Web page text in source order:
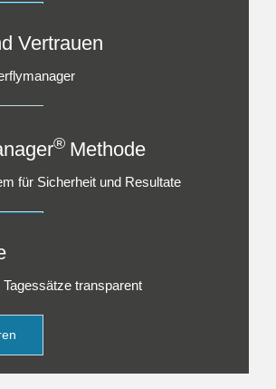
Vertrauen
® Methode
für Sicherheit und Resultate
transparent